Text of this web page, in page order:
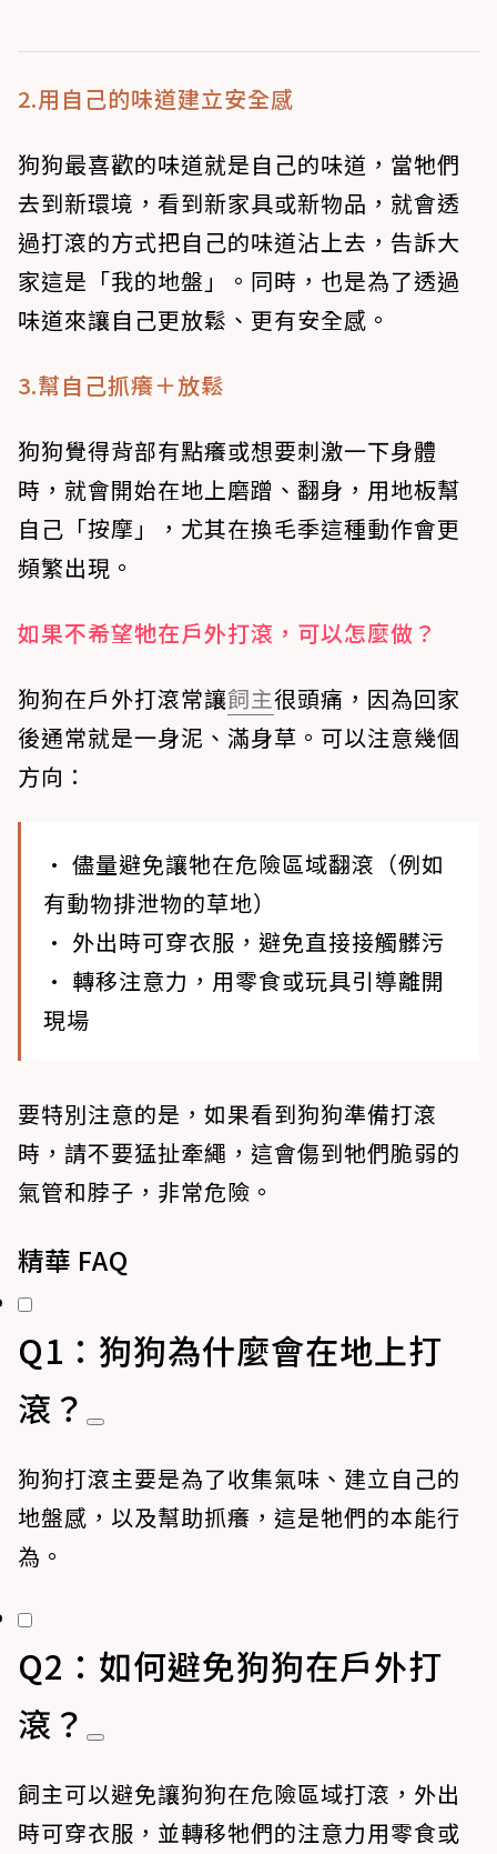
2.用自己的味道建立安全感
狗狗最喜歡的味道就是自己的味道，當牠們
去到新環境，看到新家具或新物品，就會透
過打滾的方式把自己的味道沾上去，告訴大
家這是「我的地盤」。同時，也是為了透過
味道來讓自己更放鬆、更有安全感。
3.幫自己抓癢＋放鬆
狗狗覺得背部有點癢或想要刺激一下身體
時，就會開始在地上磨蹭、翻身，用地板幫
自己「按摩」，尤其在換毛季這種動作會更
頻繁出現。
如果不希望牠在戶外打滾，可以怎麼做？
狗狗在戶外打滾常讓飼主很頭痛，因為回家
後通常就是一身泥、滿身草。可以注意幾個
方向：
• 儘量避免讓牠在危險區域翻滾（例如
有動物排泄物的草地）
• 外出時可穿衣服，避免直接接觸髒污
• 轉移注意力，用零食或玩具引導離開
現場
要特別注意的是，如果看到狗狗準備打滾
時，請不要猛扯牽繩，這會傷到牠們脆弱的
氣管和脖子，非常危險。
精華 FAQ
Q1：狗狗為什麼會在地上打
滾？
狗狗打滾主要是為了收集氣味、建立自己的
地盤感，以及幫助抓癢，這是牠們的本能行
為。
Q2：如何避免狗狗在戶外打
滾？
飼主可以避免讓狗狗在危險區域打滾，外出
時可穿衣服，並轉移牠們的注意力用零食或